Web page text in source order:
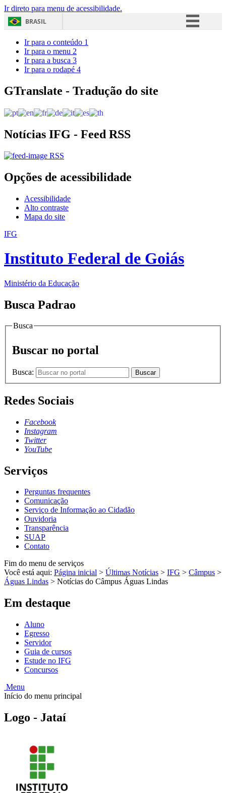
Ir direto para menu de acessibilidade.
BRASIL
Acesso à informação
Ir para o conteúdo 1
Ir para o menu 2
Ir para a busca 3
Ir para o rodapé 4
GTranslate - Tradução do site
Notícias IFG - Feed RSS
RSS
Opções de acessibilidade
Acessibilidade
Alto contraste
Mapa do site
IFG
Instituto Federal de Goiás
Ministério da Educação
Busca Padrao
Busca
Buscar no portal
Busca: Buscar
Redes Sociais
Facebook
Instagram
Twitter
YouTube
Serviços
Perguntas frequentes
Comunicação
Serviço de Informação ao Cidadão
Ouvidoria
Transparência
SUAP
Contato
Fim do menu de serviços
Você está aqui: Página inicial > Últimas Notícias > IFG > Câmpus >
Águas Lindas > Notícias do Câmpus Águas Lindas
Em destaque
Aluno
Egresso
Servidor
Guia de cursos
Estude no IFG
Concursos
Menu
Início do menu principal
Logo - Jataí